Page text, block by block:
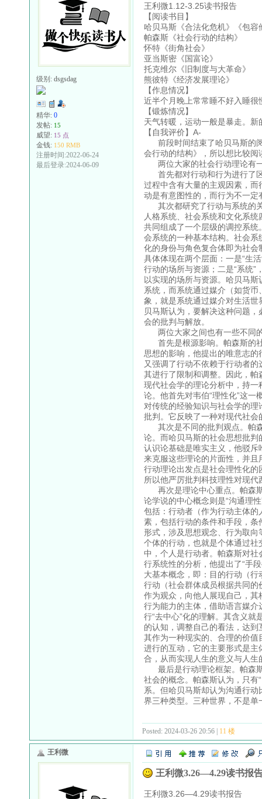
级别: dsgsdag
精华: 0
发帖: 15
威望: 15 点
金钱: 150 RMB
注册时间:2022-06-24
最后登录:2024-06-09
王利微1.12-3.25读书报告
【阅读书目】
哈贝马斯《合法化危机》《包
帕森斯《社会行动的结构》
怀特《街角社会》
亚当斯密《国富论》
托克维尔《旧制度与大革命》
熊彼特《经济发展理论》
【作息情况】
近半个月晚上常常睡不好入睡
【锻炼情况】
天气转暖，运动一般是暴走。
【自我评价】A-
前段时间结束了哈贝马斯的阅
会行动的结构》，所以想比较
两位大家的社会行动理论有
首先都对行动和行为进行了区
过程中含有大量的主观因素，
动是有意图性的，而行为不一定
其次都研究了行动与系统的关
人格系统、社会系统和文化系
共同组成了一个层级的调控系
会系统的一种基本结构。社会
化的身份与角色复合体即为社
具体体现在两个层面：一是“生
行动的场所与资源；二是“系统
以实现的场所与资源。哈贝马
系统，而系统通过媒介（如货
象，就是系统通过媒介对生活
贝马斯认为，要解决这种问题
会的批判与解放。
两位大家之间也有一些不同
首先是根源影响。帕森斯的社
思想的影响，他提出的唯意志
又强调了行动不依赖于行动者
其进行了限制和调整。因此，
现代社会学的理论分析中，持
论。他首先对韦伯“理性化”这一
对传统的经验知识与社会学的
批判。它反映了一种对现代社会
其次是不同的批判观点。帕森
论。而哈贝马斯的社会思想批判
认识论基础是唯实主义，他驳
来克服这些理论的片面性，并
行动理论出发点是社会理性化
所以他严厉批判科技理性对现
再次是理论中心重点。帕森斯
论学说的中心概念则是“沟通理
包括：行动者（作为行动主体
素，包括行动的条件和手段，
形式，涉及思想观念、行为取
个体的行动，也就是个体通过
中，个人是行动者。帕森斯对
行系统性的分析，他提出了“手
大基本概念，即：目的行动（
行动（社会群体成员根据共同
作为观众，向他人展现自己，
行为能力的主体，借助语言媒介
行“去中心”化的理解。其含义
的认知，调整自己的看法，达
其作为一种现实的、合理的价
进行的互动，它的主要形式是
合，从而实现人生的意义与人生
最后是行动理论框架。帕森斯
社会的概念。帕森斯认为，只有
系。但哈贝马斯却认为沟通行
界三种类型。三种世界，不是
Posted: 2024-03-26 20:56 | 11 楼
王利微
王利微3.26—4.29读书报
王利微3.26—4.29读书报告